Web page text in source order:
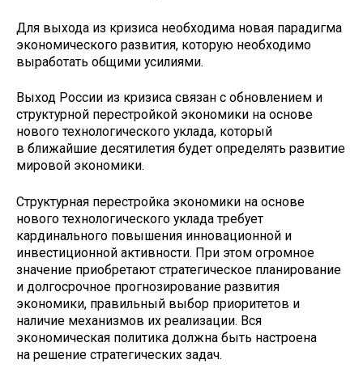
Для выхода из кризиса необходима новая парадигма
экономического развития, которую необходимо
выработать общими усилиями.
Выход России из кризиса связан с обновлением и
структурной перестройкой экономики на основе
нового технологического уклада, который
в ближайшие десятилетия будет определять развитие
мировой экономики.
Структурная перестройка экономики на основе
нового технологического уклада требует
кардинального повышения инновационной и
инвестиционной активности. При этом огромное
значение приобретают стратегическое планирование
и долгосрочное прогнозирование развития
экономики, правильный выбор приоритетов и
наличие механизмов их реализации. Вся
экономическая политика должна быть настроена
на решение стратегических задач.